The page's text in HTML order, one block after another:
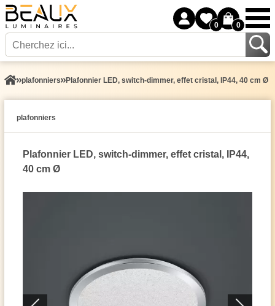
0 0
plafonniers Plafonnier LED, switch-dimmer, effet cristal, IP44, 40 cm Ø
plafonniers
Plafonnier LED, switch-dimmer, effet cristal, IP44,
40 cm Ø